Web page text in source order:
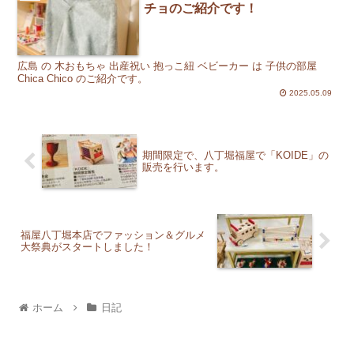
チョのご紹介です！
広島 の 木おもちゃ 出産祝い 抱っこ紐 ベビーカー は 子供の部屋
Chica Chico のご紹介です。
2025.05.09
期間限定で、八丁堀福屋で「KOIDE」の
販売を行います。
福屋八丁堀本店でファッション＆グルメ
大祭典がスタートしました！
ホーム 日記